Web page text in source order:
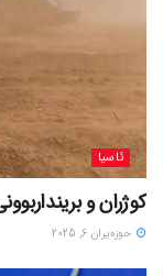
ئاسیا
کوژران و برینداربوونی 15 سەربازی زایۆنیست لە
حوزه‌یران 6, 2025